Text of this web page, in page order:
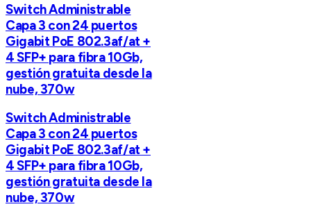
Switch Administrable
Capa 3 con 24 puertos
Gigabit PoE 802.3af/at +
4 SFP+ para fibra 10Gb,
gestión gratuita desde la
nube, 370w
Switch Administrable
Capa 3 con 24 puertos
Gigabit PoE 802.3af/at +
4 SFP+ para fibra 10Gb,
gestión gratuita desde la
nube, 370w